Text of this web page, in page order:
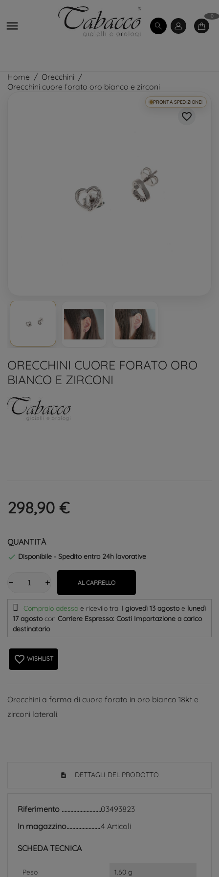

0
Home
Orecchini
Orecchini cuore forato oro bianco e zirconi
PRONTA SPEDIZIONE!
favorite_border
ORECCHINI CUORE FORATO ORO
BIANCO E ZIRCONI
298,90 €
QUANTITÀ
 Disponibile - Spedito entro 24h lavorative
AL CARRELLO
Compralo adesso e ricevilo tra il giovedì 13 agostoe lunedì
17 agosto con Corriere Espresso: Costi Importazione a carico
destinatario
favorite_border WISHLIST
Orecchini a forma di cuore forato in oro bianco 18kt e
zirconi laterali.
DETTAGLI DEL PRODOTTO
Riferimento
03493823
In magazzino
4 Articoli
SCHEDA TECNICA
Peso 1.60 g